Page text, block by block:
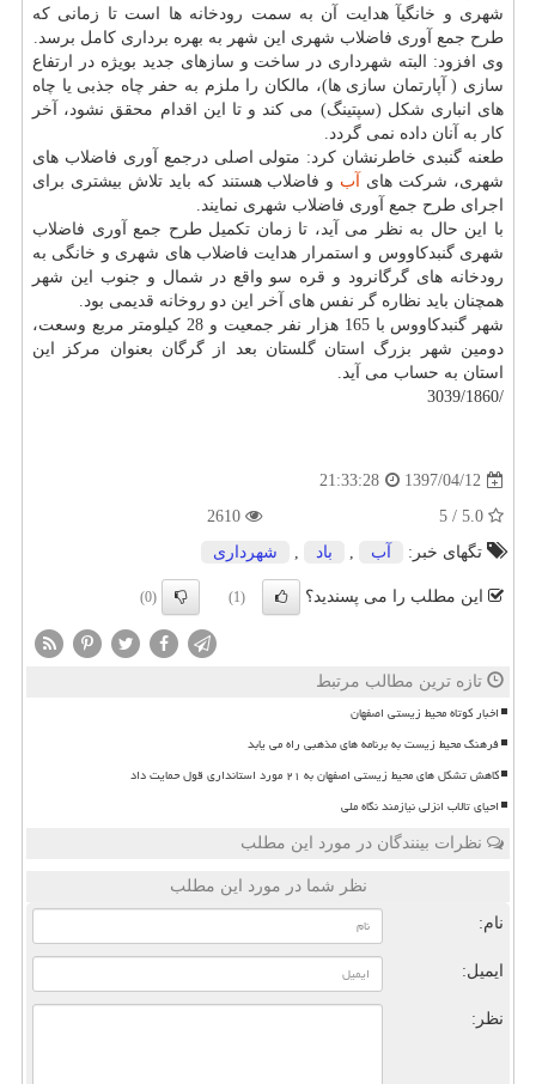
شهری و خانگیآ هدایت آن به سمت رودخانه ها است تا زمانی كه
طرح جمع آوری فاضلاب شهری این شهر به بهره برداری كامل برسد.
وی افزود: البته شهرداری در ساخت و سازهای جدید بویژه در ارتفاع
سازی ( آپارتمان سازی ها)، مالكان را ملزم به حفر چاه جذبی یا چاه
های انباری شكل (سپتینگ) می كند و تا این اقدام محقق نشود، آخر
كار به آنان داده نمی گردد.
طعنه گنبدی خاطرنشان كرد: متولی اصلی درجمع آوری فاضلاب های
شهری، شركت های آب و فاضلاب هستند كه باید تلاش بیشتری برای
اجرای طرح جمع آوری فاضلاب شهری نمایند.
با این حال به نظر می آید، تا زمان تكمیل طرح جمع آوری فاضلاب
شهری گنبدكاووس و استمرار هدایت فاضلاب های شهری و خانگی به
رودخانه های گرگانرود و قره سو واقع در شمال و جنوب این شهر
همچنان باید نظاره گر نفس های آخر این دو روخانه قدیمی بود.
شهر گنبدكاووس با 165 هزار نفر جمعیت و 28 كیلومتر مربع وسعت،
دومین شهر بزرگ استان گلستان بعد از گرگان بعنوان مركز این
استان به حساب می آید.
/3039/1860
1397/04/12
21:33:28
تگهای خبر:
آب , باد , شهرداری
این مطلب را می پسندید؟ (1)
(0)
تازه ترین مطالب مرتبط
اخبار کوتاه محیط زیستی اصفهان
فرهنگ محیط زیست به برنامه های مذهبی راه می یابد
کاهش تشکل های محیط زیستی اصفهان به ۲۱ مورد استانداری قول حمایت داد
احیای تالاب انزلی نیازمند نگاه ملی
نظرات بینندگان در مورد این مطلب
نظر شما در مورد این مطلب
نام:
ایمیل:
نظر: